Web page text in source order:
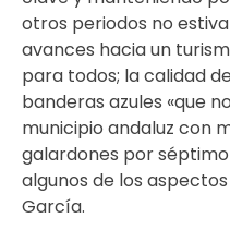
otros periodos no
avances hacia un
para todos; la calidad
banderas azules «que
municipio andaluz con
galardones por
algunos de los
García.